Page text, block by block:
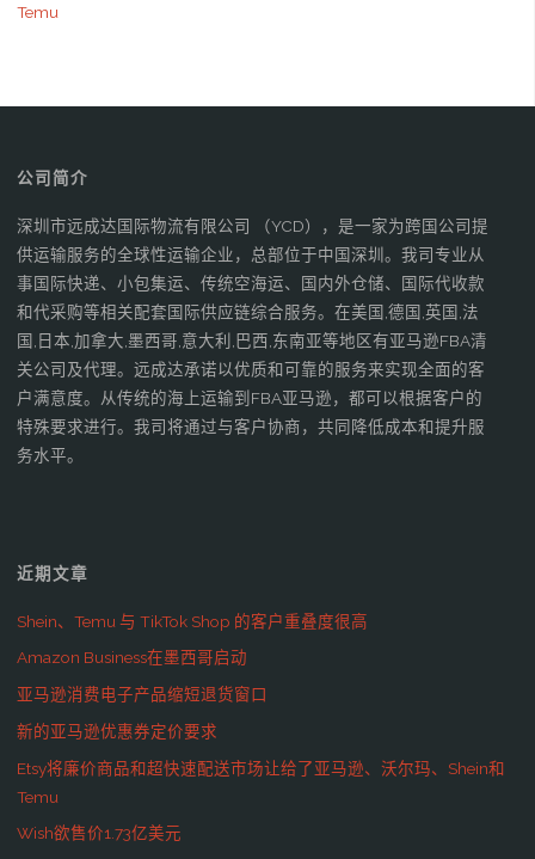
Temu
公司简介
深圳市远成达国际物流有限公司 （YCD），是一家为跨国公司提
供运输服务的全球性运输企业，总部位于中国深圳。我司专业从
事国际快递、小包集运、传统空海运、国内外仓储、国际代收款
和代采购等相关配套国际供应链综合服务。在美国,德国,英国,法
国,日本,加拿大,墨西哥,意大利,巴西,东南亚等地区有亚马逊FBA清
关公司及代理。远成达承诺以优质和可靠的服务来实现全面的客
户满意度。从传统的海上运输到FBA亚马逊，都可以根据客户的
特殊要求进行。我司将通过与客户协商，共同降低成本和提升服
务水平。
近期文章
Shein、Temu 与 TikTok Shop 的客户重叠度很高
Amazon Business在墨西哥启动
亚马逊消费电子产品缩短退货窗口
新的亚马逊优惠券定价要求
Etsy将廉价商品和超快速配送市场让给了亚马逊、沃尔玛、Shein和
Temu
Wish欲售价1.73亿美元